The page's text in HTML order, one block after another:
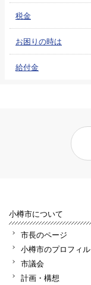
税金
お困りの時は
給付金
小樽市について
市長のページ
小樽市のプロフィル
市議会
計画・構想